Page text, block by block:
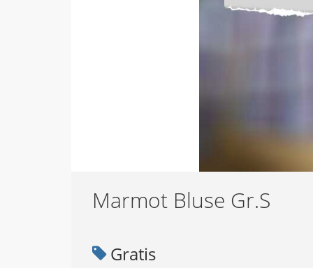
Marmot Bluse Gr.S
Gratis